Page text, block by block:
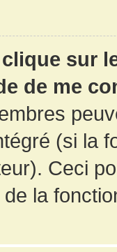
sur
de me
(si la
Ceci
la